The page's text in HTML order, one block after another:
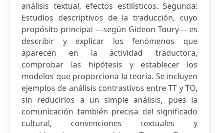
análisis textual, efectos estilísticos. Segunda:
Estudios descriptivos de la traducción, cuyo
propósito principal —según Gideon Toury— es
describir y explicar los fenómenos que
aparecen en la actividad traductora,
comprobar las hipótesis y establecer los
modelos que proporciona la teoría. Se incluyen
ejemplos de análisis contrastivos entre TT y TO,
sin reducirlos a un simple análisis, pues la
comunicación también precisa del significado
cultural, convenciones textuales y